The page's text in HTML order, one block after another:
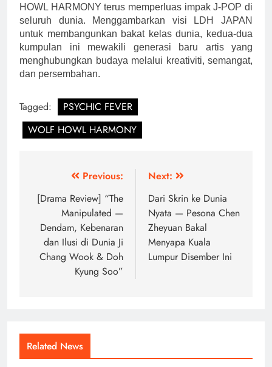
HOWL HARMONY terus memperluas impak J-POP di
seluruh dunia. Menggambarkan visi LDH JAPAN
untuk membangunkan bakat kelas dunia, kedua-dua
kumpulan ini mewakili generasi baru artis yang
menghubungkan budaya melalui kreativiti, semangat,
dan persembahan.
Tagged:
PSYCHIC FEVER
WOLF HOWL HARMONY
navigation
Previous:
[Drama Review] “The
Manipulated —
Dendam, Kebenaran
dan Ilusi di Dunia Ji
Chang Wook & Doh
Kyung Soo”
Next:
Dari Skrin ke Dunia
Nyata — Pesona Chen
Zheyuan Bakal
Menyapa Kuala
Lumpur Disember Ini
Related News